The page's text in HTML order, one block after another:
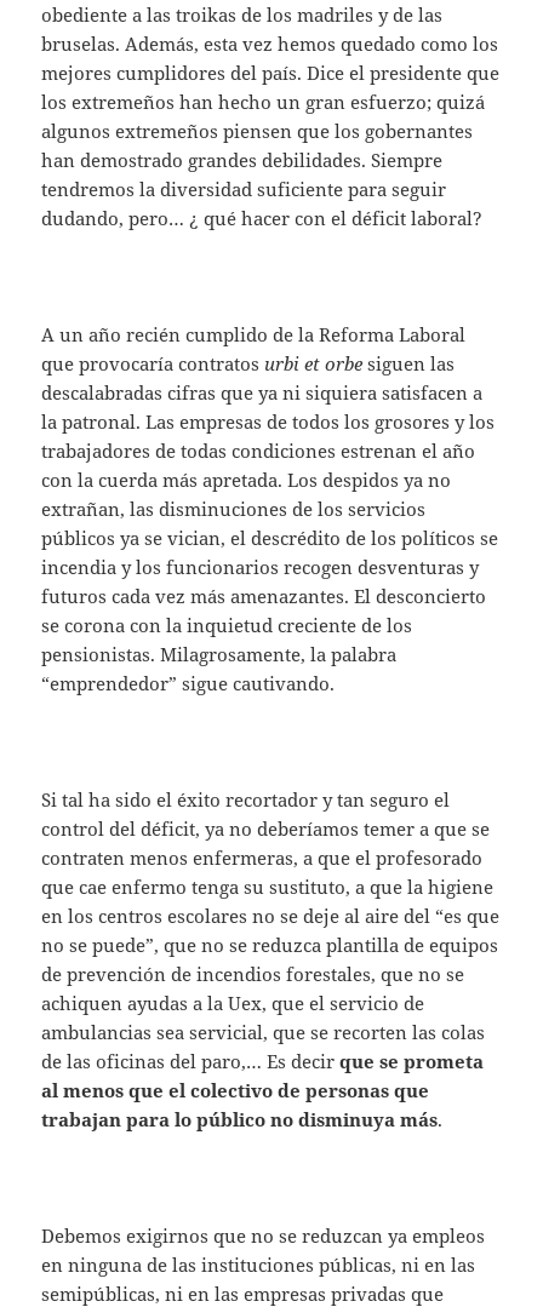
obediente a las troikas de los madriles y de las
bruselas. Además, esta vez hemos quedado como los
mejores cumplidores del país. Dice el presidente que
los extremeños han hecho un gran esfuerzo; quizá
algunos extremeños piensen que los gobernantes
han demostrado grandes debilidades. Siempre
tendremos la diversidad suficiente para seguir
dudando, pero… ¿ qué hacer con el déficit laboral?
A un año recién cumplido de la Reforma Laboral
que provocaría contratos urbi et orbe siguen las
descalabradas cifras que ya ni siquiera satisfacen a
la patronal. Las empresas de todos los grosores y los
trabajadores de todas condiciones estrenan el año
con la cuerda más apretada. Los despidos ya no
extrañan, las disminuciones de los servicios
públicos ya se vician, el descrédito de los políticos se
incendia y los funcionarios recogen desventuras y
futuros cada vez más amenazantes. El desconcierto
se corona con la inquietud creciente de los
pensionistas. Milagrosamente, la palabra
“emprendedor” sigue cautivando.
Si tal ha sido el éxito recortador y tan seguro el
control del déficit, ya no deberíamos temer a que se
contraten menos enfermeras, a que el profesorado
que cae enfermo tenga su sustituto, a que la higiene
en los centros escolares no se deje al aire del “es que
no se puede”, que no se reduzca plantilla de equipos
de prevención de incendios forestales, que no se
achiquen ayudas a la Uex, que el servicio de
ambulancias sea servicial, que se recorten las colas
de las oficinas del paro,… Es decirque se prometa
al menos que el colectivo de personas que
trabajan para lo público no disminuya más.
Debemos exigirnos que no se reduzcan ya empleos
en ninguna de las instituciones públicas, ni en las
semipúblicas, ni en las empresas privadas que